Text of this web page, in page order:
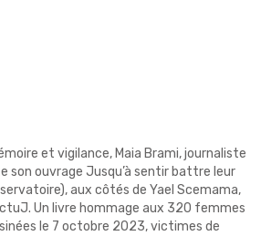
et vigilance, Maia Brami, journaliste
son ouvrage Jusqu’à sentir battre leur
aux côtés de Yael Scemama,
Un livre hommage aux 320 femmes
le 7 octobre 2023, victimes de